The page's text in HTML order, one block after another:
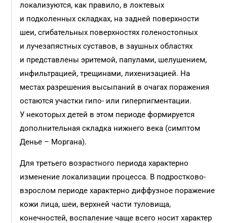
локализуются, как правило, в локтевых
и подколенных складках, на задней поверхности
шеи, сгибательных поверхностях голеностопных
и лучезапястных суставов, в заушных областях
и представлены эритемой, папулами, шелушением,
инфильтрацией, трещинами, лихенизацией. На
местах разрешения высыпаний в очагах поражения
остаются участки гипо- или гиперпигментации.
У некоторых детей в этом периоде формируется
дополнительная складка нижнего века (симптом
Денье – Моргана).
Для третьего возрастного периода характерно
изменение локализации процесса. В подростково-
взрослом периоде характерно диффузное поражение
кожи лица, шеи, верхней части туловища,
конечностей, воспаление чаще всего носит характер